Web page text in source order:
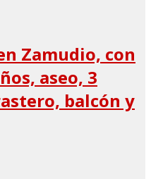
Zamudio, con
aseo, 3
balcón y